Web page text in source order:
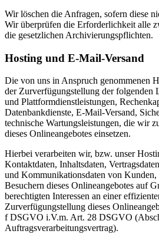
Wir löschen die Anfragen, sofern diese
Wir überprüfen die Erforderlichkeit alle
die gesetzlichen Archivierungspflichten.
Hosting und E-Mail-Versand
Die von uns in Anspruch genommenen
der Zurverfügungstellung der folgenden
und Plattformdienstleistungen,
Datenbankdienste, E-Mail-Versand,
technische Wartungsleistungen, die wir
dieses Onlineangebotes einsetzen.
Hierbei verarbeiten wir, bzw. unser
Kontaktdaten, Inhaltsdaten,
und Kommunikationsdaten von Kunden,
Besuchern dieses Onlineangebotes auf
berechtigten Interessen an einer
Zurverfügungstellung dieses
f DSGVO i.V.m. Art. 28 DSGVO
Auftragsverarbeitungsvertrag).